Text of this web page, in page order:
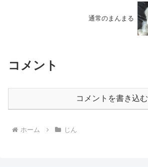
通常のまんまる
コメント
コメントを書き込む
ホーム じん